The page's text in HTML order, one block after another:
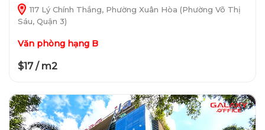
117 Lý Chính Thắng, Phường Xuân Hòa (Phường Võ Thị
Sáu, Quận 3)
Văn phòng hạng B
$17 / m2